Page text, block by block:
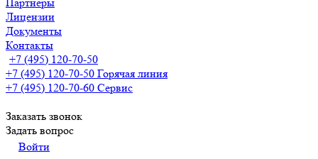
Лицензии
Документы
Контакты
+7 (495) 120-70-50
+7 (495) 120-70-50 Горячая линия
+7 (495) 120-70-60 Сервис
Заказать звонок
Задать вопрос
Войти